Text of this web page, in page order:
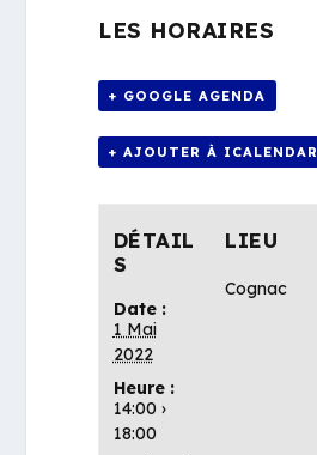
LES HORAIRES
+ GOOGLE AGENDA
+ AJOUTER À ICALENDAR
DÉTAIL
S
Date :
1 Mai
2022
Heure :
14:00 ›
18:00
LIEU
Cognac